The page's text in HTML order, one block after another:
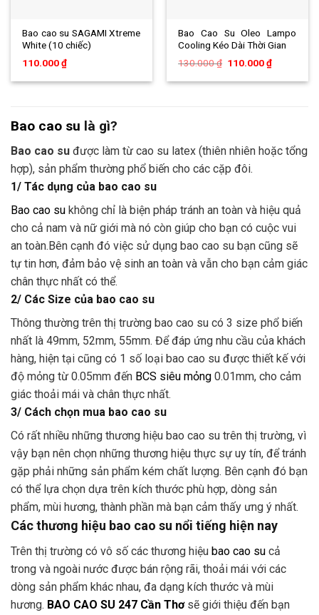
Bao cao su SAGAMI Xtreme
White (10 chiếc)
110.000₫
Bao Cao Su Oleo Lampo
Cooling Kéo Dài Thời Gian
130.000₫ Giá
là:
110.000₫Giá
tại
Bao cao su là gì?
Bao cao su được làm từ cao su latex (thiên nhiên hoặc tổng
hợp), sản phẩm thường phổ biến cho các cặp đôi.
1/ Tác dụng của bao cao su
Bao cao su không chỉ là biện pháp tránh an toàn và hiệu quả
cho cả nam và nữ giới mà nó còn giúp cho bạn có cuộc vui
an toàn.Bên cạnh đó việc sử dụng bao cao su bạn cũng sẽ
tự tin hơn, đảm bảo vệ sinh an toàn và vẫn cho bạn cảm giác
chân thực nhất có thể.
2/ Các Size của bao cao su
Thông thường trên thị trường bao cao su có 3 size phổ biến
nhất là 49mm, 52mm, 55mm. Để đáp ứng nhu cầu của khách
hàng, hiện tại cũng có 1 số loại bao cao su được thiết kế với
độ mỏng từ 0.05mm đến BCS siêu mỏng 0.01mm, cho cảm
giác thoải mái và chân thực nhất.
3/ Cách chọn mua bao cao su
Có rất nhiều những thương hiệu bao cao su trên thị trường, vì
vậy bạn nên chọn những thương hiệu thực sự uy tín, để tránh
gặp phải những sản phẩm kém chất lượng. Bên cạnh đó bạn
có thể lựa chọn dựa trên kích thước phù hợp, dòng sản
phẩm, mùi hương, thành phần mà bạn cảm thấy ưng ý nhất.
Các thương hiệu bao cao su nổi tiếng hiện nay
Trên thị trường có vô số các thương hiệu bao cao su cả
trong và ngoài nước được bán rộng rãi, thoải mái với các
dòng sản phẩm khác nhau, đa dạng kích thước và mùi
hương. BAO CAO SU 247 Cần Thơsẽ giới thiệu đến bạn